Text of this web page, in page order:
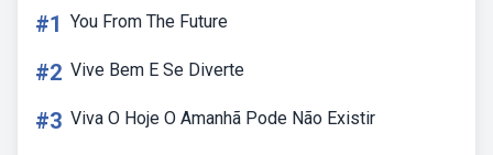
#1 You From The Future
#2 Vive Bem E Se Diverte
#3 Viva O Hoje O Amanhã Pode Não Existir